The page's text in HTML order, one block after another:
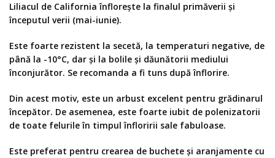
Liliacul de California înflorește la finalul primăverii și
începutul verii (mai-iunie).
Este foarte rezistent la secetă, la temperaturi negative, de
până la -10°С, dar și la bolile și dăunătorii mediului
înconjurător. Se recomanda a fi tuns după înflorire.
Din acest motiv, este un arbust excelent pentru grădinarul
începător. De asemenea, este foarte iubit de polenizatorii
de toate felurile în timpul înfloririi sale fabuloase.
Este preferat pentru crearea de buchete și aranjamente cu